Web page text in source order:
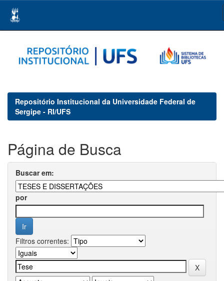
navigation
Repositório Institucional da Universidade Federal de
Sergipe - RI/UFS
Página de Busca
Buscar em:
por
Filtros correntes: